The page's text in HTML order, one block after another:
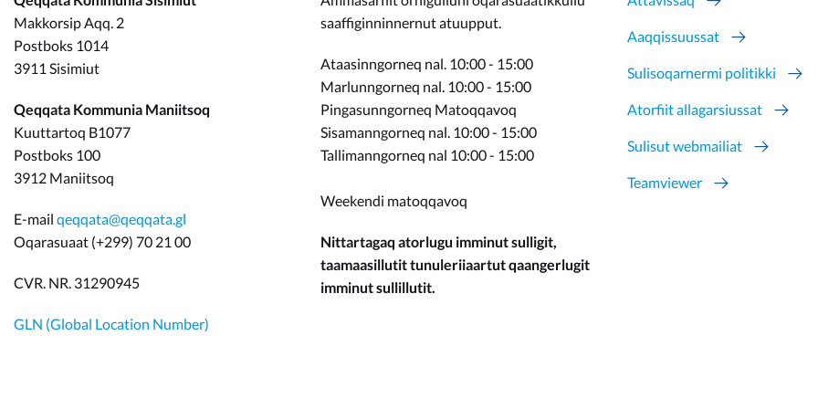
Makkorsip Aqq. 2
Postboks 1014
3911 Sisimiut
Qeqqata Kommunia Maniitsoq
Kuuttartoq B1077
Postboks 100
3912 Maniitsoq
E-mail qeqqata@qeqqata.gl
Oqarasuaat (+299) 70 21 00
CVR. NR. 31290945
GLN (Global Location Number)
saaffiginninnernut atuupput.
Ataasinngorneq nal. 10:00 - 15:00
Marlunngorneq nal. 10:00 - 15:00
Pingasunngorneq Matoqqavoq
Sisamanngorneq nal. 10:00 - 15:00
Tallimanngorneq nal 10:00 - 15:00
Weekendi matoqqavoq
Nittartagaq atorlugu imminut sulligit,
taamaasillutit tunuleriiaartut qaangerlugit
imminut sullillutit.
Aaqqissuussat
Sulisoqarnermi politikki
Atorfiit allagarsiussat
Sulisut webmailiat
Teamviewer